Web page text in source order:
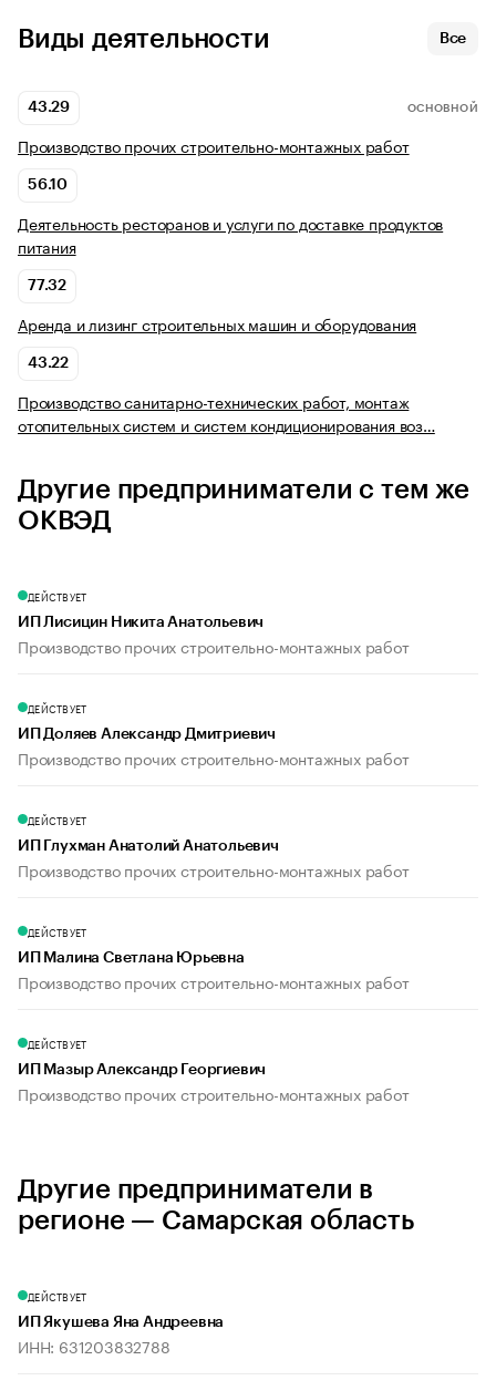
Виды деятельности Все
43.29 ОСНОВНОЙ
Производство прочих строительно-монтажных работ
56.10
Деятельность ресторанов и услуги по доставке продуктов
питания
77.32
Аренда и лизинг строительных машин и оборудования
43.22
Производство санитарно-технических работ, монтаж
отопительных систем и систем кондиционирования воз…
Другие предприниматели с тем же
ОКВЭД
ДЕЙСТВУЕТ
ИП Лисицин Никита Анатольевич
Производство прочих строительно-монтажных работ
ДЕЙСТВУЕТ
ИП Доляев Александр Дмитриевич
Производство прочих строительно-монтажных работ
ДЕЙСТВУЕТ
ИП Глухман Анатолий Анатольевич
Производство прочих строительно-монтажных работ
ДЕЙСТВУЕТ
ИП Малина Светлана Юрьевна
Производство прочих строительно-монтажных работ
ДЕЙСТВУЕТ
ИП Мазыр Александр Георгиевич
Производство прочих строительно-монтажных работ
Другие предприниматели в
регионе — Самарская область
ДЕЙСТВУЕТ
ИП Якушева Яна Андреевна
ИНН: 631203832788